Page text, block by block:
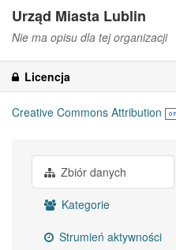
Urząd Miasta Lublin
Nie ma opisu dla tej organizacji
Licencja
Creative Commons Attribution
Zbiór danych
Kategorie
Strumień aktywności